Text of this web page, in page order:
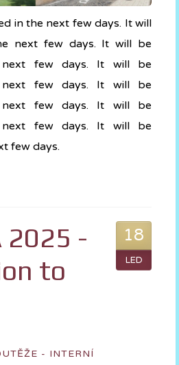
in the next few days. It will
next few days. It will be
few days. It will be
few days. It will be
few days. It will be
few days. It will be
few days.
18
LED
2025 -
to
- INTERNÍ